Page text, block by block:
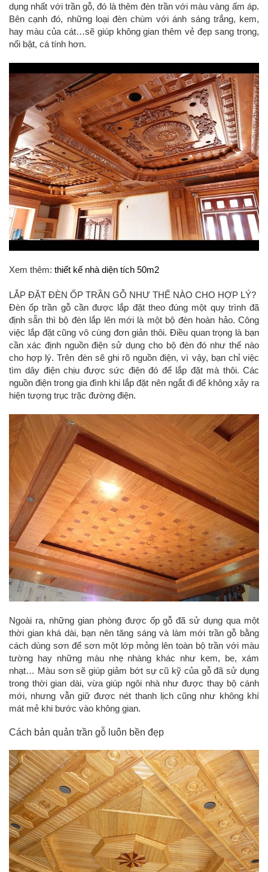
dụng nhất với trần gỗ, đó là thêm đèn trần với màu vàng ấm áp.
Bên cạnh đó, những loại đèn chùm với ánh sáng trắng, kem,
hay màu của cát…sẽ giúp không gian thêm vẻ đẹp sang trọng,
nổi bật, cá tính hơn.
Xem thêm: thiết kế nhà diện tích 50m2
LẮP ĐẶT ĐÈN ỐP TRẦN GỖ NHƯ THẾ NÀO CHO HỢP LÝ?
Đèn ốp trần gỗ cần được lắp đặt theo đúng một quy trình đã
định sẵn thì bộ đèn lắp lên mới là một bộ đèn hoàn hảo. Công
việc lắp đặt cũng vô cùng đơn giản thôi. Điều quan trọng là bạn
cần xác định nguồn điện sử dụng cho bộ đèn đó như thế nào
cho hợp lý. Trên đèn sẽ ghi rõ nguồn điện, vì vậy, bạn chỉ việc
tìm dây điện chịu được sức điện đó để lắp đặt mà thôi. Các
nguồn điện trong gia đình khi lắp đặt nên ngắt đi để không xảy ra
hiện tượng trục trặc đường điện.
Ngoài ra, những gian phòng được ốp gỗ đã sử dụng qua một
thời gian khá dài, bạn nên tăng sáng và làm mới trần gỗ bằng
cách dùng sơn để sơn một lớp mỏng lên toàn bộ trần với màu
tường hay những màu nhẹ nhàng khác như kem, be, xám
nhạt… Màu sơn sẽ giúp giảm bớt sự cũ kỹ của gỗ đã sử dụng
trong thời gian dài, vừa giúp ngôi nhà như được thay bộ cánh
mới, nhưng vẫn giữ được nét thanh lịch cũng như không khí
mát mẻ khi bước vào không gian.
Cách bản quản trần gỗ luôn bền đẹp